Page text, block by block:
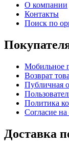
О компании
Контакты
Поиск по
Мобильное
Возврат
Публичная
Политика
Согласие
Доставка